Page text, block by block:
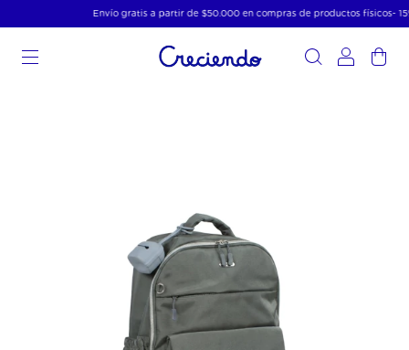
Envío gratis a partir de $50.000 en compras de productos físicos-